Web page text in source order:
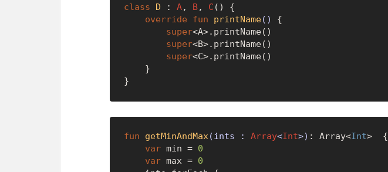
class D : A, B, C () {
override
fun printName()
{
super<A>.printName()
super<B>.printName()
super<C>.printName()
fun getMinAndMax(ints : Array<Int>) : Array<Int>  {
var min = 0
var max = 0